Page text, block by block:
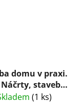
domu v praxi.
stavební
prováděcí
(1 ks)